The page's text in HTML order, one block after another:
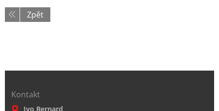
Zpět
Kontakt
Ivo Bernard